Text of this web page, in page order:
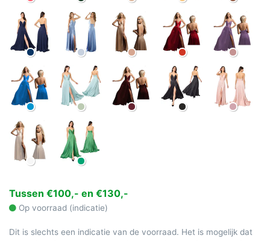
Tussen €100,- en €130,-
Op voorraad (indicatie)
Dit is slechts een indicatie van de voorraad. Het is mogelijk dat